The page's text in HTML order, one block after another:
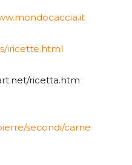
iricette.html
ricetta.htm
secondi/carne